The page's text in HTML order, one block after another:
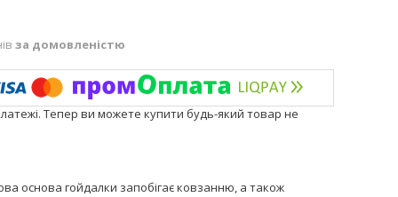
за домовленістю
Тепер ви можете купити будь-який товар не
основа гойдалки запобігає ковзанню, а також